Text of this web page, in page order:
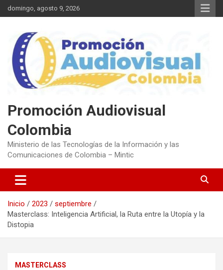
Saltar
al
domingo, agosto 9, 2026
Promoción Audiovisual
Colombia
Ministerio de las Tecnologías de la Información y las
Comunicaciones de Colombia – Mintic
Inicio 2023
septiembre
Masterclass: Inteligencia Artificial, la Ruta entre la Utopía y la
Distopia
MASTERCLASS